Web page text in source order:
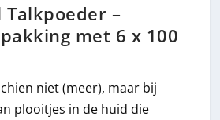
–
met 6 x 100
niet (meer), maar bij
plooitjes in de huid die